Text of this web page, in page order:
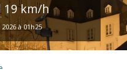
19km/h
à 01h25